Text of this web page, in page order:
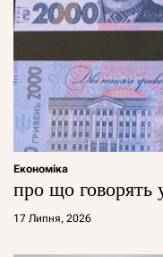
Економіка
про що говорять
17 Липня, 2026